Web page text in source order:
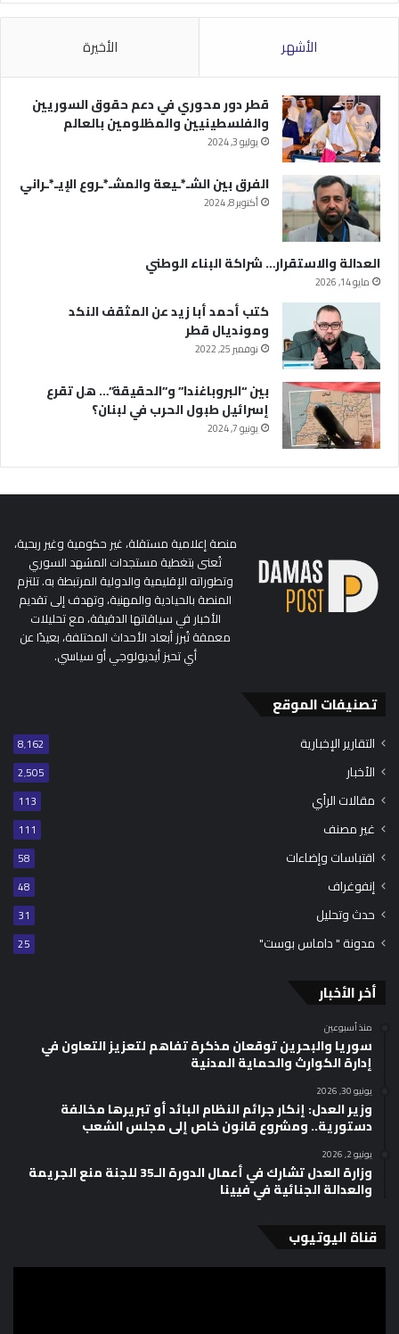
الأشهر الأخيرة
قطر دور محوري في دعم حقوق السوريين
والفلسطينيين والمظلومين بالعالم
يوليو 3, 2024
الفرق بين الشـ*ـيعة والمشـ*ـروع الإيـ*ـراني
أكتوبر 8, 2024
العدالة والاستقرار… شراكة البناء الوطني
مايو 14, 2026
كتب أحمد أبا زيد عن المثقف النكد
ومونديال قطر
نوفمبر 25, 2022
بين “البروباغندا” و”الحقيقة”… هل تقرع
إسرائيل طبول الحرب في لبنان؟
يونيو 7, 2024
منصة إعلامية مستقلة، غير حكومية وغير ربحية،
تُعنى بتغطية مستجدات المشهد السوري
وتطوراته الإقليمية والدولية المرتبطة به. تلتزم
المنصة بالحيادية والمهنية، وتهدف إلى تقديم
الأخبار في سياقاتها الدقيقة، مع تحليلات
معمقة تُبرز أبعاد الأحداث المختلفة، بعيدًا عن
أي تحيز أيديولوجي أو سياسي.
تصنيفات الموقع
التقارير الإخبارية 8٬162
الأخبار 2٬505
مقالات الرأي 113
غير مصنف 111
اقتباسات وإضاءات 58
إنفوغراف 48
حدث وتحليل 31
مدونة " داماس بوست" 25
أخر الأخبار
منذ أسبوعين
سوريا والبحرين توقعان مذكرة تفاهم لتعزيز التعاون في
إدارة الكوارث والحماية المدنية
يونيو 30, 2026
وزير العدل: إنكار جرائم النظام البائد أو تبريرها مخالفة
دستورية.. ومشروع قانون خاص إلى مجلس الشعب
يونيو 2, 2026
وزارة العدل تشارك في أعمال الدورة الـ35 للجنة منع الجريمة
والعدالة الجنائية في فيينا
قناة اليوتيوب